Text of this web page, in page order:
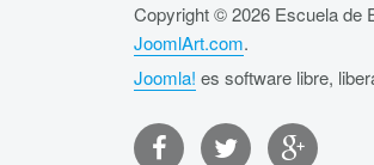
Copyright © 2026 Escuela de
JoomlArt.com.
Joomla! es software libre,